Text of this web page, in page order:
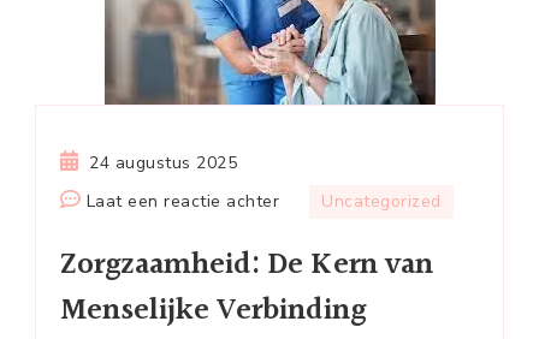
24 augustus 2025
Laat een reactie achterop
De
Kern
van
Uncategorized
Zorgzaamheid: De Kern van
Menselijke Verbinding